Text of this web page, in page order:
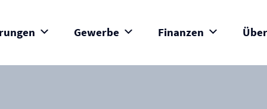
Gewerbe Finanzen